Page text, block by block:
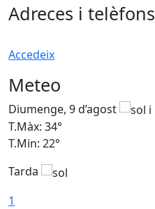
Adreces i telèfons
Accedeix
Meteo
Diumenge, 9 d’agost
T.Màx: 34°
T.Min: 22°
Tarda
1